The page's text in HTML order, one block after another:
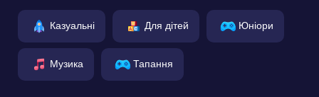
Казуальні Для дітей Юніори
Музика Тапання